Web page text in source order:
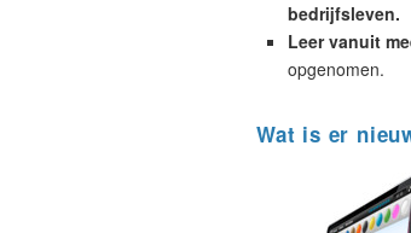
bedrijfsleven.
Leer vanuit
opgenomen.
Wat is er